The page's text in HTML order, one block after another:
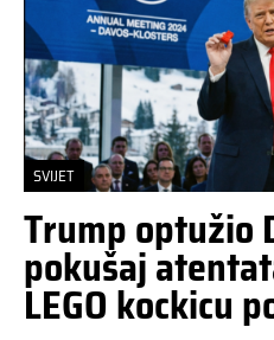
SVIJET
Trump optužio
pokušaj
LEGO kockicu